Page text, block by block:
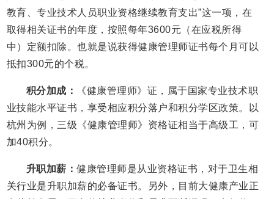
教育、专业技术人员职业资格继续教育支出”这一项，在
取得相关证书的年度，按照每年3600元（在应税所得
中）定额扣除。也就是说获得健康管理师证书每个月可以
抵扣300元的个税。
积分加成：
《健康管理师》证，属于国家专业技术职
业技能水平证书，享受相应积分落户和积分学区政策。以
杭州为例，三级《健康管理师》资格证相当于高级工，可
加40积分。
升职加薪：健康管理师是从业资格证书，对于卫生相
关行业是升职加薪的必备证书。另外，目前大健康产业正